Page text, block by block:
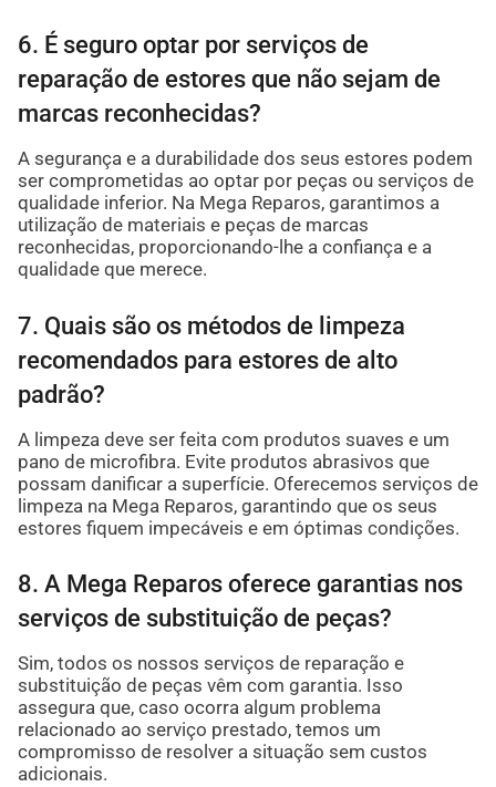
6. É seguro optar por serviços de
reparação de estores que não sejam de
marcas reconhecidas?
A segurança e a durabilidade dos seus estores podem
ser comprometidas ao optar por peças ou serviços de
qualidade inferior. Na Mega Reparos, garantimos a
utilização de materiais e peças de marcas
reconhecidas, proporcionando-lhe a confiança e a
qualidade que merece.
7. Quais são os métodos de limpeza
recomendados para estores de alto
padrão?
A limpeza deve ser feita com produtos suaves e um
pano de microfibra. Evite produtos abrasivos que
possam danificar a superfície. Oferecemos serviços de
limpeza na Mega Reparos, garantindo que os seus
estores fiquem impecáveis e em óptimas condições.
8. A Mega Reparos oferece garantias nos
serviços de substituição de peças?
Sim, todos os nossos serviços de reparação e
substituição de peças vêm com garantia. Isso
assegura que, caso ocorra algum problema
relacionado ao serviço prestado, temos um
compromisso de resolver a situação sem custos
adicionais.